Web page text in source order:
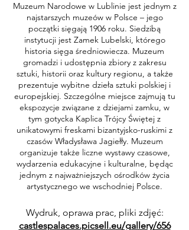
Muzeum Narodowe w Lublinie jest jednym z
najstarszych muzeów w Polsce – jego
początki sięgają 1906 roku. Siedzibą
instytucji jest Zamek Lubelski, którego
historia sięga średniowiecza. Muzeum
gromadzi i udostępnia zbiory z zakresu
sztuki, historii oraz kultury regionu, a także
prezentuje wybitne dzieła sztuki polskiej i
europejskiej. Szczególne miejsce zajmują tu
ekspozycje związane z dziejami zamku, w
tym gotycka Kaplica Trójcy Świętej z
unikatowymi freskami bizantyjsko-ruskimi z
czasów Władysława Jagiełły. Muzeum
organizuje także liczne wystawy czasowe,
wydarzenia edukacyjne i kulturalne, będąc
jednym z najważniejszych ośrodków życia
artystycznego we wschodniej Polsce.
Wydruk, oprawa prac, pliki zdjęć:
castlespalaces.picsell.eu/gallery/656